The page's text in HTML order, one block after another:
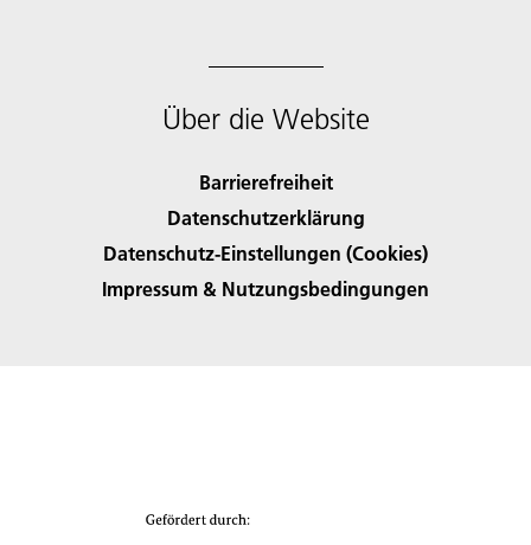
Über die Website
Barrierefreiheit
Datenschutzerklärung
Datenschutz-Einstellungen (Cookies)
Impressum & Nutzungsbedingungen